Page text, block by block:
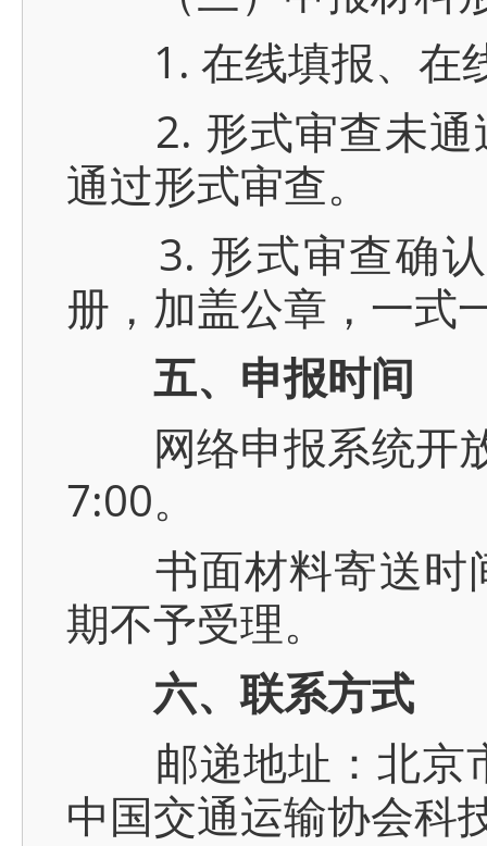
1. 在线填报、在
2. 形式审查未通
通过形式审查。
3. 形式审查确认
册，加盖公章，一式
五、申报时间
网络申报系统开放
7:00。
书面材料寄送时
期不予受理。
六、联系方式
邮递地址：北京
中国交通运输协会科